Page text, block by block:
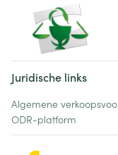
Juridische links
Algemene
ODR-platform